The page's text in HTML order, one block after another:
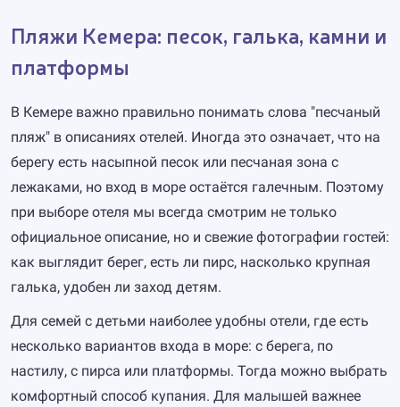
Пляжи Кемера: песок, галька, камни и
платформы
В Кемере важно правильно понимать слова "песчаный
пляж" в описаниях отелей. Иногда это означает, что на
берегу есть насыпной песок или песчаная зона с
лежаками, но вход в море остаётся галечным. Поэтому
при выборе отеля мы всегда смотрим не только
официальное описание, но и свежие фотографии гостей:
как выглядит берег, есть ли пирс, насколько крупная
галька, удобен ли заход детям.
Для семей с детьми наиболее удобны отели, где есть
несколько вариантов входа в море: с берега, по
настилу, с пирса или платформы. Тогда можно выбрать
комфортный способ купания. Для малышей важнее